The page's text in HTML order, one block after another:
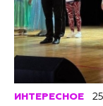
ИНТЕРЕСНОЕ